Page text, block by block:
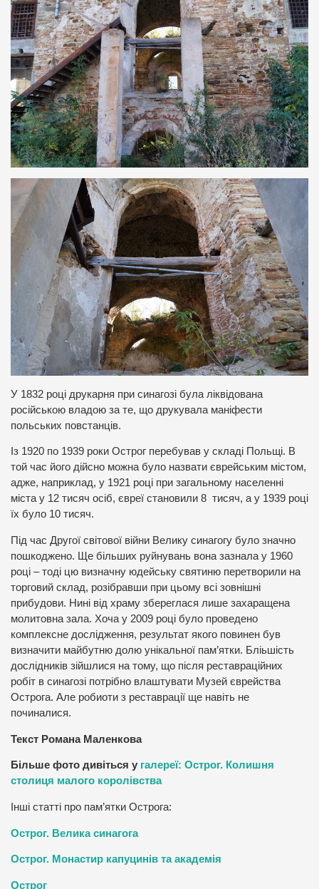
У 1832 році друкарня при синагозі була ліквідована
російською владою за те, що друкувала маніфести
польських повстанців.
Із 1920 по 1939 роки Острог перебував у складі Польщі. В
той час його дійсно можна було назвати єврейським містом,
адже, наприклад, у 1921 році при загальному населенні
міста у 12 тисяч осіб, євреї становили 8 тисяч, а у 1939 році
їх було 10 тисяч.
Під час Другої світової війни Велику синагогу було значно
пошкоджено. Ще більших руйнувань вона зазнала у 1960
році – тоді цю визначну юдейську святиню перетворили на
торговий склад, розібравши при цьому всі зовнішні
прибудови. Нині від храму збереглася лише захаращена
молитовна зала. Хоча у 2009 році було проведено
комплексне дослідження, результат якого повинен був
визначити майбутню долю унікальної пам’ятки. Бліьшість
дослідників зійшлися на тому, що після реставраційних
робіт в синагозі потрібно влаштувати Музей єврейства
Острога. Але робиоти з реставрації ще навіть не
починалися.
Текст Романа Маленкова
Більше фото дивіться у галереї: Острог. Колишня
столиця малого королівства
Інші статті про пам’ятки Острога:
Острог. Велика синагога
Острог. Монастир капуцинів та академія
Острог